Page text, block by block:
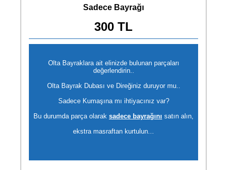
Sadece Bayrağı
300 TL
Olta Bayraklara ait elinizde bulunan parçaları
değerlendirin..
Olta Bayrak Dubası ve Direğiniz duruyor mu..
Sadece Kumaşına mı ihtiyacınız var?
Bu durumda parça olarak sadece bayrağını satın alın,
ekstra masraftan kurtulun...